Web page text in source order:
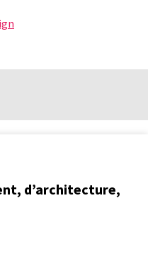
d’architecture,